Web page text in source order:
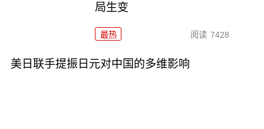
局生变
最热 阅读 7428
美日联手提振日元对中国的多维影响